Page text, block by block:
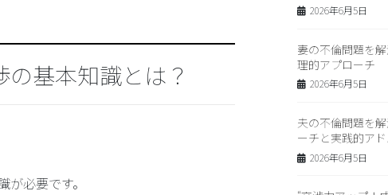
基本知識とは？
必要です。
2026年6月5日
妻の不倫問題を
理的アプローチ
2026年6月5日
夫の不倫問題を
ーチと実践的ア
2026年6月5日